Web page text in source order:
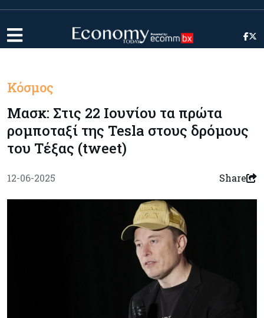
Κόσμος
Mασκ: Στις 22 Ιουνίου τα πρώτα
ρομποταξί της Tesla στους δρόμους
του Τέξας (tweet)
12-06-2025 Share